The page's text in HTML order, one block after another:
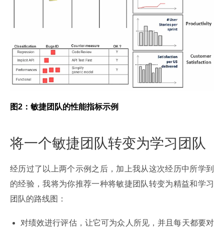
图2 ：敏捷团队的性能指标示例
将一个敏捷团队转变为学习团队
经历过了以上两个示例之后，加上我从这次经历中所学到
的经验，我将为你推荐一种将敏捷团队转变为精益和学习
团队的路线图：
对绩效进行评估，让它可为众人所见，并且每天都要对